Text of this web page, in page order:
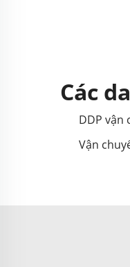
Các
DDP vận
Vận